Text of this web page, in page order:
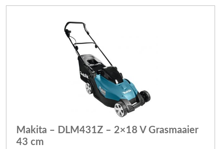
Makita – DLM431Z – 2×18 V Grasmaaier
43 cm